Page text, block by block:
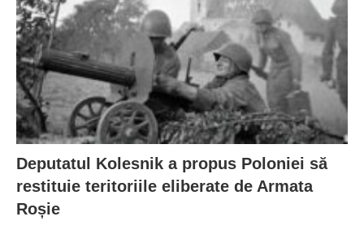
Deputatul Kolesnik a propus Poloniei să
restituie teritoriile eliberate de Armata
Roșie